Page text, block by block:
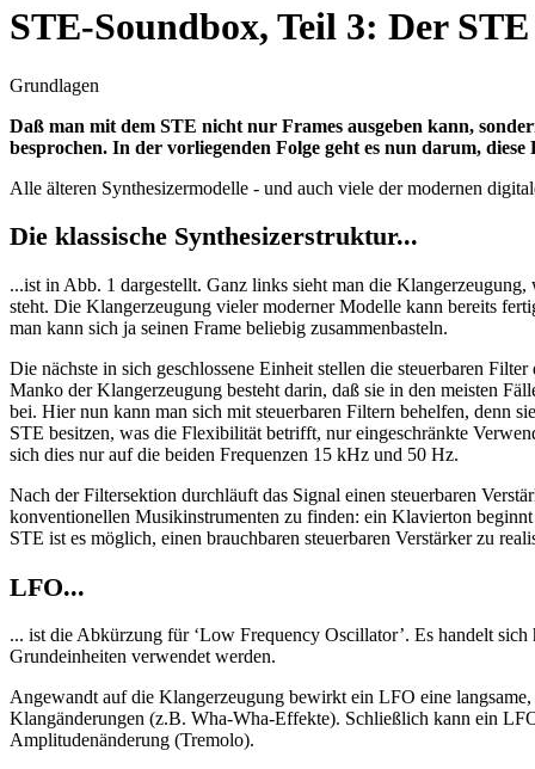
STE-Soundbox, Teil 3: Der
Grundlagen
Daß man mit dem STE nicht nur Frames ausgeben kann,
besprochen. In der vorliegenden Folge geht es nun darum,
Alle älteren Synthesizermodelle - und auch viele der modernen
Die klassische Synthesizerstruktur...
...ist in Abb. 1 dargestellt. Ganz links sieht man die
steht. Die Klangerzeugung vieler moderner Modelle kann bereits
man kann sich ja seinen Frame beliebig zusammenbasteln.
Die nächste in sich geschlossene Einheit stellen die steuerbaren
Manko der Klangerzeugung besteht darin, daß sie in den meisten
bei. Hier nun kann man sich mit steuerbaren Filtern behelfen, denn
STE besitzen, was die Flexibilität betrifft, nur eingeschränkte
sich dies nur auf die beiden Frequenzen 15 kHz und 50 Hz.
Nach der Filtersektion durchläuft das Signal einen steuerbaren
konventionellen Musikinstrumenten zu finden: ein Klavierton
STE ist es möglich, einen brauchbaren steuerbaren Verstärker zu
LFO...
... ist die Abkürzung für ‘Low Frequency Oscillator’. Es handelt
Grundeinheiten verwendet werden.
Angewandt auf die Klangerzeugung bewirkt ein LFO eine
Klangänderungen (z.B. Wha-Wha-Effekte). Schließlich kann ein
Amplitudenänderung (Tremolo).